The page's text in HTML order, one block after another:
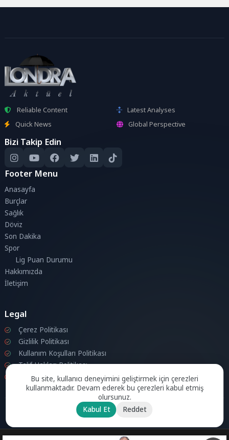
Reliable Content
Latest Analyses
Quick News
Global Perspective
Bizi Takip Edin
Footer Menu
Anasayfa
Burçlar
Sağlık
Döviz
Son Dakika
Spor
Lig Puan Durumu
Hakkımızda
İletişim
Legal
Çerez Politikası
Gizlilik Politikası
Kullanım Koşulları Politikası
Telif Hakları Politikası
İletişim
Bu site, kullanıcı deneyimini geliştirmek için çerezleri
kullanmaktadır. Devam ederek bu çerezleri kabul etmiş
olursunuz.
Kabul Et
Reddet